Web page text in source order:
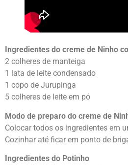
Ingredientes do creme de Ninho
2 colheres de manteiga
1 lata de leite condensado
1 copo de Jurupinga
5 colheres de leite em pó
Modo de preparo do creme de
Colocar todos os ingredientes em
Cozinhar até ficar em ponto de
Ingredientes do Potinho